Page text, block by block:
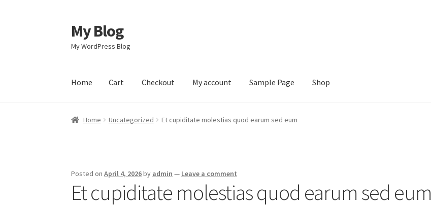
Skip
to
navigation
Skip
to
content
My Blog
My WordPress Blog
Home Cart Checkout My account Sample Page Shop
Home Checkout My account Sample Page Shop
Home Uncategorized Et cupiditate molestias quod earum sed eum
Posted onApril 4, 2026by admin — Leave a comment
Et cupiditate molestias quod earum sed eum